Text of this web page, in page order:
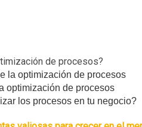
de procesos?
la optimización de procesos
optimización de procesos
los procesos en tu negocio?